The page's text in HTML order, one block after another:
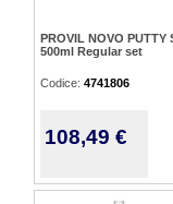
PROVIL NOVO PUTTY
500ml Regular set
Codice: 4741806
108,49 €